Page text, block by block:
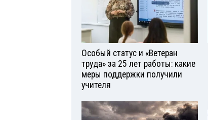
Особый статус и «Ветеран
труда» за 25 лет работы: какие
меры поддержки получили
учителя